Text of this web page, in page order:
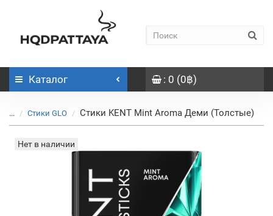
Каталог : 0 (0฿)
... Стики GLO Стики KENT Mint Aroma Деми (Толстые)
Нет в наличии